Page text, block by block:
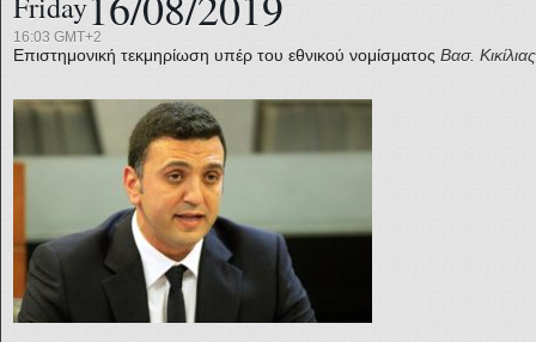
16:03 GMT+2
Επιστημονική τεκμηρίωση υπέρ του εθνικού νομίσματος Βασ. Κικίλιας